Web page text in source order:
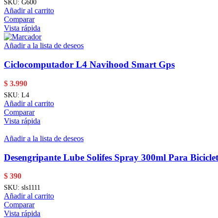
SKU: G600
Añadir al carrito
Comparar
Vista rápida
Añadir a la lista de deseos
Ciclocomputador L4 Navihood Smart Gps
$ 3.990
SKU: L4
Añadir al carrito
Comparar
Vista rápida
Añadir a la lista de deseos
Desengripante Lube Solifes Spray 300ml Para
$ 390
SKU: sls1111
Añadir al carrito
Comparar
Vista rápida